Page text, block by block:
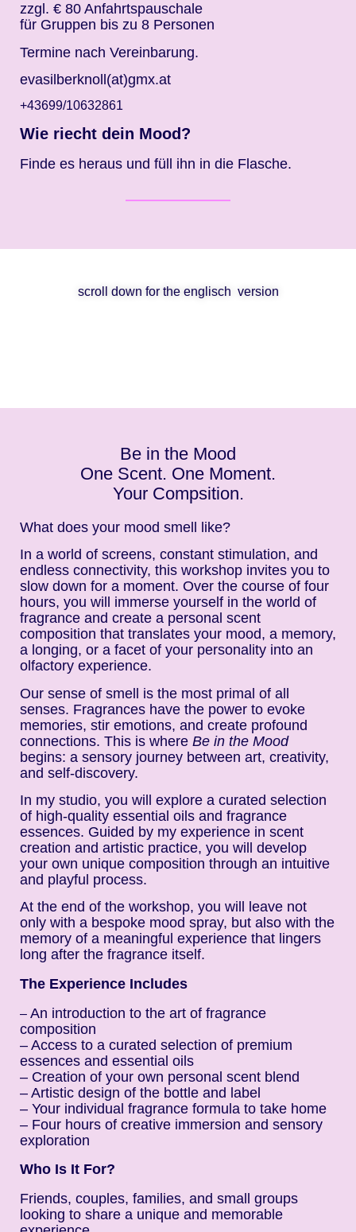
zzgl. € 80 Anfahrtspauschale
für Gruppen bis zu 8 Personen
Termine nach Vereinbarung.
evasilberknoll(at)gmx.at
+43699/10632861
Wie riecht dein Mood?
Finde es heraus und füll ihn in die Flasche.
scroll down for the englisch version
Be in the Mood
One Scent. One Moment.
Your Compsition.
What does your mood smell like?
In a world of screens, constant stimulation, and
endless connectivity, this workshop invites you to
slow down for a moment. Over the course of four
hours, you will immerse yourself in the world of
fragrance and create a personal scent
composition that translates your mood, a memory,
a longing, or a facet of your personality into an
olfactory experience.
Our sense of smell is the most primal of all
senses. Fragrances have the power to evoke
memories, stir emotions, and create profound
connections. This is where Be in the Mood
begins: a sensory journey between art, creativity,
and self-discovery.
In my studio, you will explore a curated selection
of high-quality essential oils and fragrance
essences. Guided by my experience in scent
creation and artistic practice, you will develop
your own unique composition through an intuitive
and playful process.
At the end of the workshop, you will leave not
only with a bespoke mood spray, but also with the
memory of a meaningful experience that lingers
long after the fragrance itself.
The Experience Includes
– An introduction to the art of fragrance
composition
– Access to a curated selection of premium
essences and essential oils
– Creation of your own personal scent blend
– Artistic design of the bottle and label
– Your individual fragrance formula to take home
– Four hours of creative immersion and sensory
exploration
Who Is It For?
Friends, couples, families, and small groups
looking to share a unique and memorable